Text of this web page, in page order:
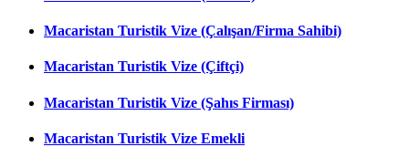
Macaristan Turistik Vize (Çalışan/Firma Sahibi)
Macaristan Turistik Vize (Çiftçi)
Macaristan Turistik Vize (Şahıs Firması)
Macaristan Turistik Vize Emekli